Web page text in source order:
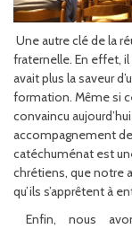
Une autre clé de la
fraternelle. En effet,
avait plus la saveur
formation. Même si
convaincu
accompagnement
catéchuménat est
chrétiens, que notre
qu’ils s’apprêtent à
Enfin, nous